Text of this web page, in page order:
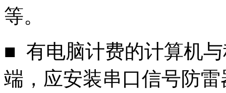
等。
■ 有电脑计费的计算机
端，应安装串口信号防